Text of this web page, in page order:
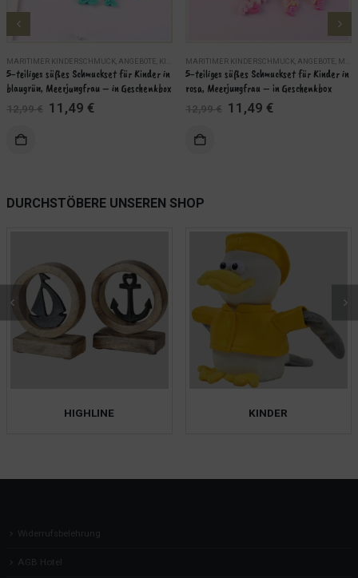
MARITIMER KINDERSCHMUCK ANGEBOTE KINDER ,MARITIME SCHMUCKSETS,SCHMUCK
5-teiliges süßes Schmuckset für Kinder in
blaugrün, Meerjungfrau – in Geschenkbox
12,99€ Ursprünglicher
Preis
11,49 €Aktueller
MARITIMER KINDERSCHMUCK ANGEBOTE MARITIME SCHMUCKSETS
5-teiliges süßes Schmuckset für Kinder in
rosa, Meerjungfrau – in Geschenkbox
12,99€ Ursprünglicher
Preis
11,49 €Aktueller
IN DEN WARENKORB
DURCHSTÖBERE UNSEREN SHOP
HIGHLINE KINDER
Widerrufsbelehrung
AGB Hotel